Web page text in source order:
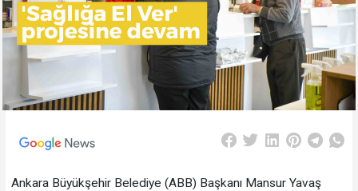
Ankara Büyükşehir Belediye (ABB) Başkanı Mansur Yavaş